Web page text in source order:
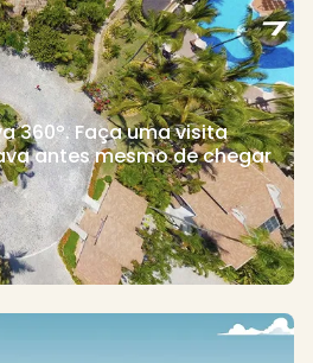
360º. Faça uma visita
antes mesmo de chegar